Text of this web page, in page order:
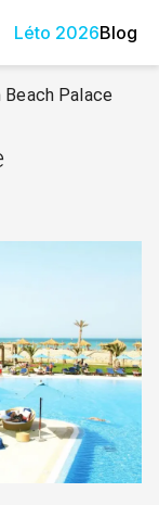
Léto 2026Blog
Beach Palace